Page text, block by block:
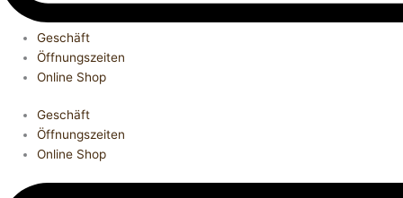
Geschäft
Öffnungszeiten
Online Shop
Geschäft
Öffnungszeiten
Online Shop